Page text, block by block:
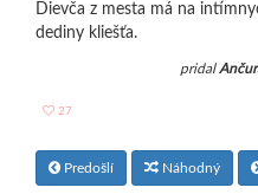
Dievča z mesta má na
dediny kliešťa.
pridal
27
Predošlí Náhodný